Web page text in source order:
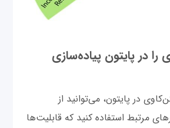
در پایتون پیاده‌سازی
در پایتون، می‌توانید از
مرتبط استفاده کنید که قابلیت‌ها